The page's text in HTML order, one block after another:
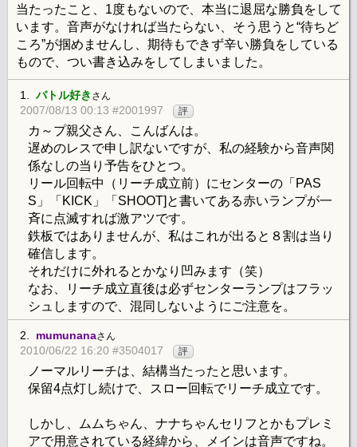
当たったこと、1度もないので、本当に退屈な勝負をして
います。音声がなければ当たらない、そう思うと“待ちど
ころ”が掴めませんし、期待もできず辛い勝負をしている
もので、つい書き込みをしてしまいました。
1. バトル好き さん
2007/08/13 00:13 #2001997 評
カ～プ親父さん、こんばんは。
遅めのレスで申し訳ないですが、私の経験から音声関
係なしの当り予告をひとつ。
リール回転中（リーチ成立前）にセンターの「PAS
S」「KICK」「SHOOT]と書いてある赤いランプが一
斉に点滅すれば激アツです。
鉄板ではありませんが、私はこれが出ると８割は当り
確信します。
それだけに外れるとかなり凹みます（笑）
なお、リーチ成立直後は必ずセンターランプはフラッ
シュしますので、混同しないようにご注意を。
2. mumunanaさん
2010/06/22 16:20 #3504017 評
ノーマルリーチは、結構当たったと思います。
保留4点灯し続けで、スロー回転でリーチ成立です。
しかし、ムムちゃん、ナナちゃんセリフとかもプレミ
アで用意されている経緯から、メインは音声ですね。